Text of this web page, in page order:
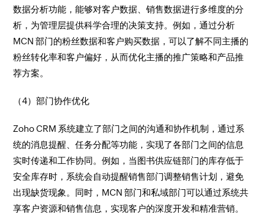
数据分析功能，能够对客户数据、销售数据进行多维度的分
析，为管理层提供科学合理的决策支持。例如，通过分析
MCN 部门的粉丝数据和客户购买数据，可以了解不同主播的
粉丝转化率和客户偏好，从而优化主播的推广策略和产品推
荐方案。​
（4）部门协作优化​
Zoho CRM 系统建立了部门之间的沟通和协作机制，通过系
统的消息提醒、任务分配等功能，实现了各部门之间的信息
实时传递和工作协同。例如，当图书供应链部门的库存低于
安全库存时，系统会自动提醒销售部门调整销售计划，避免
出现缺货现象。同时，MCN 部门和私域部门可以通过系统共
享客户资源和销售信息，实现客户的深度开发和精准营销。​